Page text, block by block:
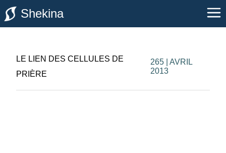
Shekina
LE LIEN DES CELLULES DE
PRIÈRE
265 | AVRIL
2013